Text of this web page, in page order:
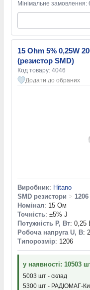
Мінімальне замовлення:
15 Ohm 5% 0,25W
(резистор SMD)
Код товару: 4046
Додати до обраних
Виробник: Hitano
SMD резистори > 1206
Номінал: 15 Ом
Точність: ±5% J
Потужність P, Вт: 0,25
Робоча напруга U, В:
Типорозмір: 1206
у наявності: 10503
5003 шт - склад
5300 шт - РАДІОМАГ-